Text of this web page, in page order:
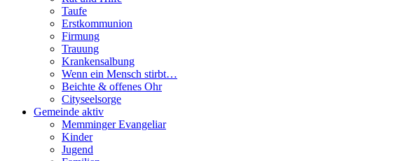
Taufe
Erstkommunion
Firmung
Trauung
Krankensalbung
Wenn ein Mensch stirbt…
Beichte & offenes Ohr
Cityseelsorge
Gemeinde aktiv
Memminger Evangeliar
Kinder
Jugend